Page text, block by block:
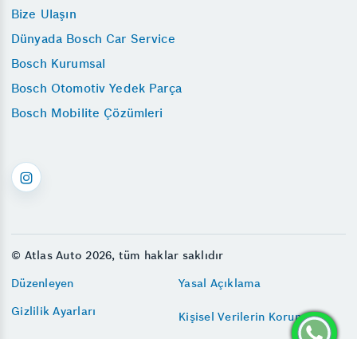
Bize Ulaşın
Dünyada Bosch Car Service
Bosch Kurumsal
Bosch Otomotiv Yedek Parça
Bosch Mobilite Çözümleri
© Atlas Auto 2026, tüm haklar saklıdır
Düzenleyen
Yasal Açıklama
Gizlilik Ayarları
Kişisel Verilerin Korunması